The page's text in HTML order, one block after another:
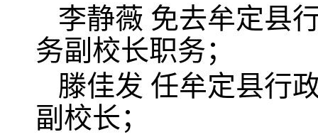
李静薇 免去牟定县
务副校长职务；
滕佳发 任牟定县行
副校长；